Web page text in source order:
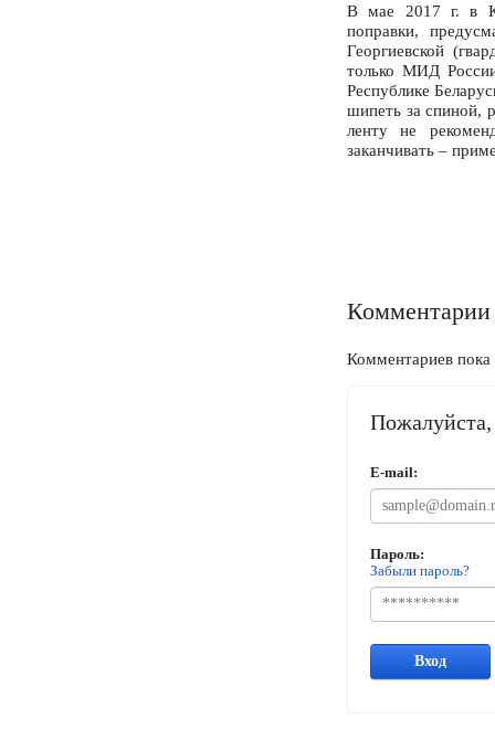
В мае 2017 г. в
поправки,
Георгиевской
только МИД
Республике
шипеть за спиной,
ленту не
заканчивать –
Комментарии
Комментариев пока
Пожалуйста,
E-mail:
Пароль:
Забыли пароль?
Вход